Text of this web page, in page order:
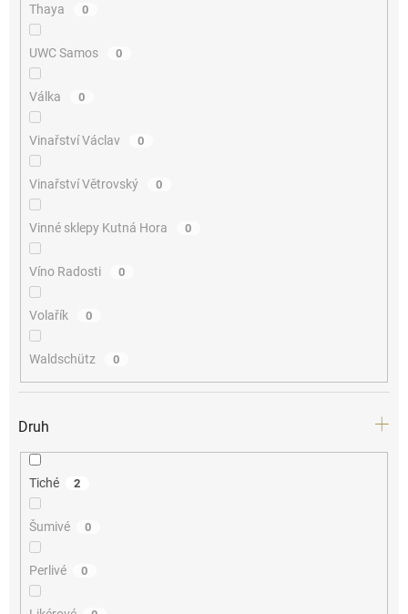
Thaya 0
UWC Samos 0
Válka 0
Vinařství Václav 0
Vinařství Větrovský 0
Vinné sklepy Kutná Hora 0
Víno Radosti 0
Volařík 0
Waldschütz 0
Druh
Tiché 2
Šumivé 0
Perlivé 0